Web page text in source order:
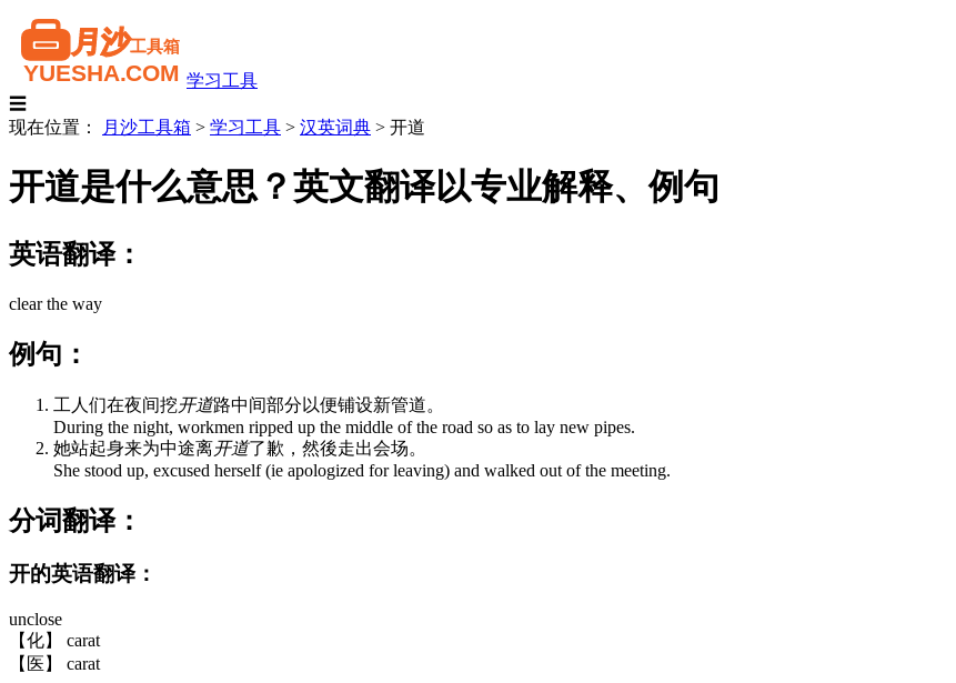
学习工具
☰
现在位置：
月沙工具箱 > 学习工具 > 汉英词典 > 开道
开道是什么意思？英文翻译以专业解释、例句
英语翻译：
clear the way
例句：
工人们在夜间挖开道路中间部分以便铺设新管道。
During the night, workmen ripped up the middle of the road so as to lay new pipes.
她站起身来为中途离开道了歉，然後走出会场。
She stood up, excused herself (ie apologized for leaving) and walked out of the meeting.
分词翻译：
开的英语翻译：
unclose
【化】 carat
【医】 carat